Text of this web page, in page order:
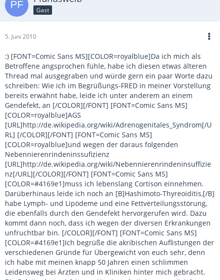
Gast
5. Juni 2010
:) [FONT=Comic Sans MS][COLOR=royalblue]Da ich mich als
Betroffene angsprochen fühle, habe ich diesen etwas älteren
Thread mal ausgegraben und würde gern ein paar Worte dazu
schreiben: Wie ich im Begrüßungs-FRED in meiner Vorstellung
bereits erwähnt habe, leide ich unter anderem an einem
Gendefekt, an [/COLOR][/FONT] [FONT=Comic Sans MS]
[COLOR=royalblue]AGS
[URL]http://de.wikipedia.org/wiki/Adrenogenitales_Syndrom[/U
RL] [/COLOR][/FONT] [FONT=Comic Sans MS]
[COLOR=royalblue]und wegen der daraus folgenden
Nebennierenrindeninssufizienz
[URL]http://de.wikipedia.org/wiki/Nebennierenrindeninsuffizie
nz[/URL][/COLOR][/FONT] [FONT=Comic Sans MS]
[COLOR=#4169e1]muss ich lebenslang Cortison einnehmen.
Darüberhinaus leide ich noch an [B]Hashimoto-Thyreoiditis,[/B]
habe Lymph- und Lipödeme und eine Fettverteilungsstörung,
die ebenfalls durch den Gendefekt hervorgerufen wird. Dazu
kommt dann noch, dass ich wegen der diversen Erkrankungen
unfruchtbar bin. [/COLOR][/FONT] [FONT=Comic Sans MS]
[COLOR=#4169e1]Ich begrüße die akribischen Auflistungen der
verschiedenen Gründe für Übergewicht von euch sehr, denn
ich habe mit meinen knapp 50 Jahren einen schlimmen
Leidensweg bei Ärzten und in Kliniken hinter mich gebracht.